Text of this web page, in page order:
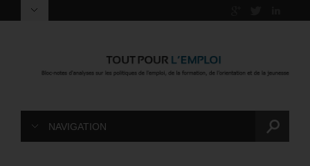
NAVIGATION